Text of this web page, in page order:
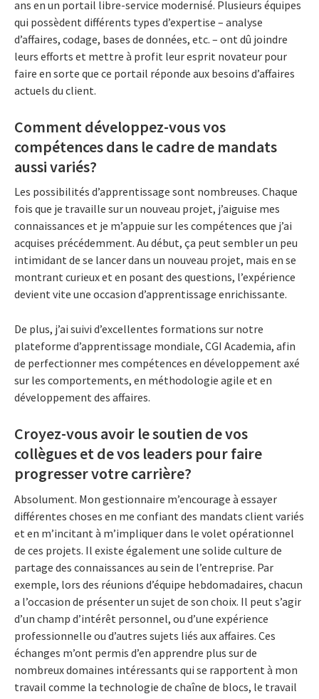
ans en un portail libre-service modernisé. Plusieurs équipes
qui possèdent différents types d’expertise – analyse
d’affaires, codage, bases de données, etc. – ont dû joindre
leurs efforts et mettre à profit leur esprit novateur pour
faire en sorte que ce portail réponde aux besoins d’affaires
actuels du client.
Comment développez-vous vos
compétences dans le cadre de mandats
aussi variés?
Les possibilités d’apprentissage sont nombreuses. Chaque
fois que je travaille sur un nouveau projet, j’aiguise mes
connaissances et je m’appuie sur les compétences que j’ai
acquises précédemment. Au début, ça peut sembler un peu
intimidant de se lancer dans un nouveau projet, mais en se
montrant curieux et en posant des questions, l’expérience
devient vite une occasion d’apprentissage enrichissante.
De plus, j’ai suivi d’excellentes formations sur notre
plateforme d’apprentissage mondiale, CGI Academia, afin
de perfectionner mes compétences en développement axé
sur les comportements, en méthodologie agile et en
développement des affaires.
Croyez-vous avoir le soutien de vos
collègues et de vos leaders pour faire
progresser votre carrière?
Absolument. Mon gestionnaire m’encourage à essayer
différentes choses en me confiant des mandats client variés
et en m’incitant à m’impliquer dans le volet opérationnel
de ces projets. Il existe également une solide culture de
partage des connaissances au sein de l’entreprise. Par
exemple, lors des réunions d’équipe hebdomadaires, chacun
a l’occasion de présenter un sujet de son choix. Il peut s’agir
d’un champ d’intérêt personnel, ou d’une expérience
professionnelle ou d’autres sujets liés aux affaires. Ces
échanges m’ont permis d’en apprendre plus sur de
nombreux domaines intéressants qui se rapportent à mon
travail comme la technologie de chaîne de blocs, le travail